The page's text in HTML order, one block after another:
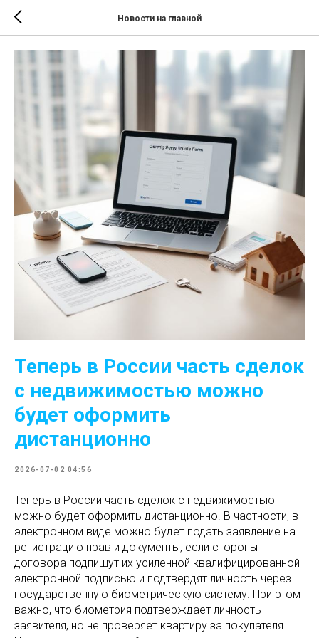
Новости на главной
Теперь в России часть сделок
с недвижимостью можно
будет оформить
дистанционно
2026-07-02 04:56
Теперь в России часть сделок с недвижимостью
можно будет оформить дистанционно. В частности, в
электронном виде можно будет подать заявление на
регистрацию прав и документы, если стороны
договора подпишут их усиленной квалифицированной
электронной подписью и подтвердят личность через
государственную биометрическую систему. При этом
важно, что биометрия подтверждает личность
заявителя, но не проверяет квартиру за покупателя.